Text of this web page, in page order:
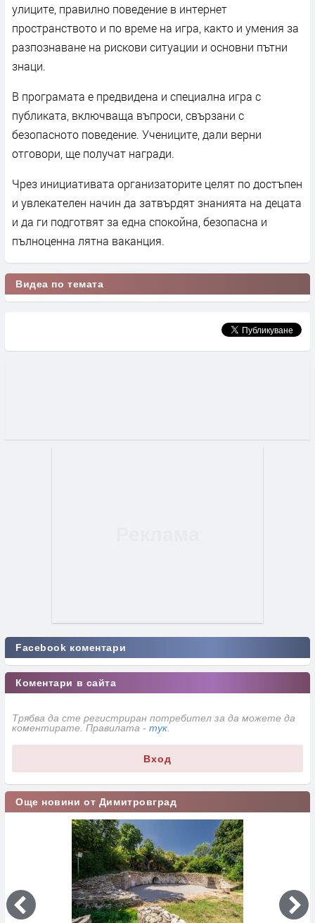
улиците, правилно поведение в интернет
пространството и по време на игра, както и умения за
разпознаване на рискови ситуации и основни пътни
знаци.
В програмата е предвидена и специална игра с
публиката, включваща въпроси, свързани с
безопасното поведение. Учениците, дали верни
отговори, ще получат награди.
Чрез инициативата организаторите целят по достъпен
и увлекателен начин да затвърдят знанията на децата
и да ги подготвят за една спокойна, безопасна и
пълноценна лятна ваканция.
Видеа по темата
Facebook коментари
Коментари в сайта
Трябва да сте регистриран потребител за да можете да
коментирате. Правилата - тук
Вход
Още новини от Димитровград